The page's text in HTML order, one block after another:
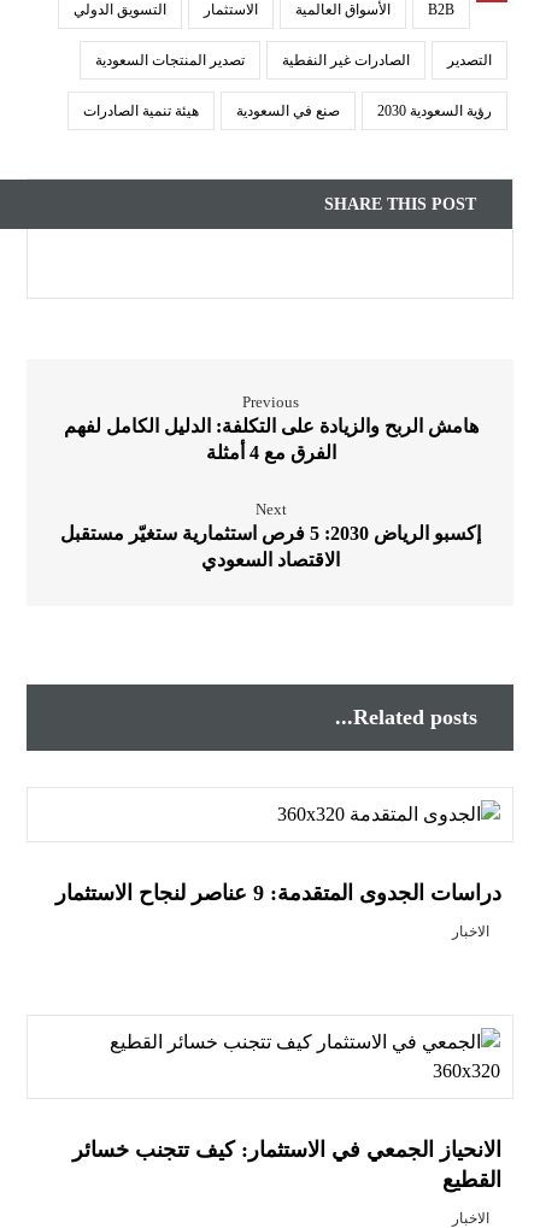
B2B الأسواق العالمية الاستثمار التسويق الدولي
التصدير الصادرات غير النفطية تصدير المنتجات السعودية
رؤية السعودية 2030 صنع في السعودية هيئة تنمية الصادرات
Previous
هامش الربح والزيادة على التكلفة: الدليل الكامل لفهم
الفرق مع 4 أمثلة
Next
إكسبو الرياض 2030: 5 فرص استثمارية ستغيّر مستقبل
الاقتصاد السعودي
Related posts...
دراسات الجدوى المتقدمة: 9 عناصر لنجاح الاستثمار
الاخبار
الانحياز الجمعي في الاستثمار: كيف تتجنب خسائر
القطيع
الاخبار